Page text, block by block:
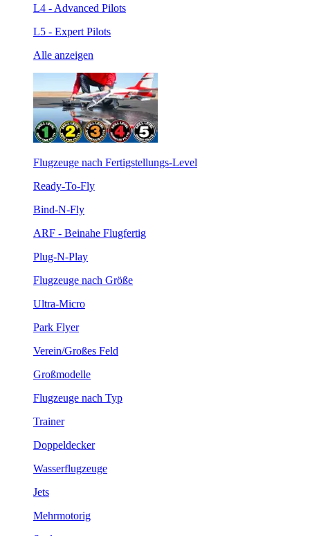
L4 - Advanced Pilots
L5 - Expert Pilots
Alle anzeigen
Flugzeuge nach Fertigstellungs-Level
Ready-To-Fly
Bind-N-Fly
ARF - Beinahe Flugfertig
Plug-N-Play
Flugzeuge nach Größe
Ultra-Micro
Park Flyer
Verein/Großes Feld
Großmodelle
Flugzeuge nach Typ
Trainer
Doppeldecker
Wasserflugzeuge
Jets
Mehrmotorig